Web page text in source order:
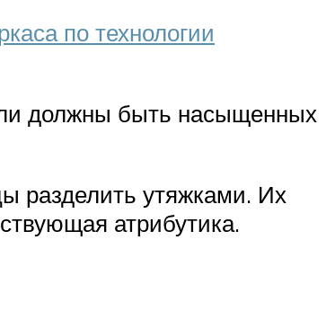
по технологии
должны быть насыщенных
разделить утяжками. Их
атрибутика.